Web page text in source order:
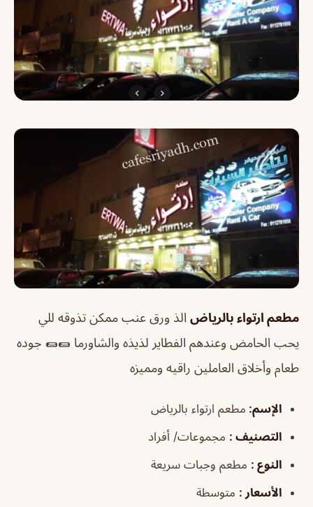
مطعم ارتواء بالرياض الذ ورق عنب ممكن تذوقه للي
يحب الحامض وعندهم الفطاير لذيذه والشاورما 🌯🌯 جوده
طعام وأخلاق العاملين راقيه ومميزه
الإسم: مطعم ارتواء بالرياض
التصنيف : مجموعات/ أفراد
النوع : مطعم وجبات سريعة
الأسعار : متوسطة